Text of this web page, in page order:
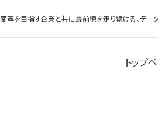
変革を目指す企業と共に最前線を走り続ける、デー
トップ